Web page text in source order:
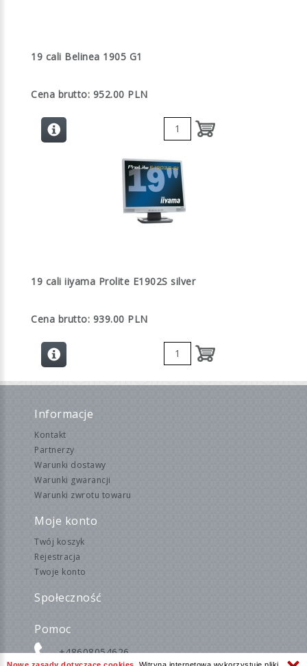
19 cali Belinea 1905 G1
Cena brutto: 952.00 PLN
19 cali iiyama Prolite E1902S silver
Cena brutto: 939.00 PLN
Informacje
Kontakt
Partnerzy
Warunki dostawy
Warunki gwarancji
Warunki zwrotu towaru
Moje konto
Twój koszyk
Rejestracja
Twoje konto
Społeczność
Pomoc
+48608054626